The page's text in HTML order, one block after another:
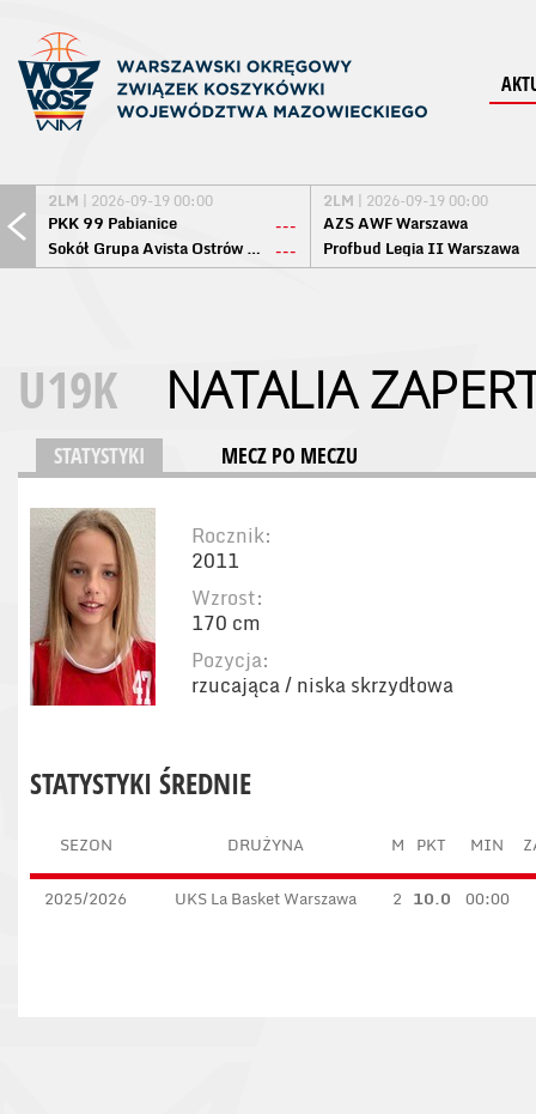
2LM | 2026-09-19 00:00
PKK 99 Pabianice
---
Sokół Grupa Avista Ostrów Maz. ---
2LM | 2026-09-19 00:00
AZS AWF Warszawa
Profbud Legia II Warszawa
U19K NATALIA
STATYSTYKI MECZ PO MECZU
Rocznik:
2011
Wzrost:
170 cm
Pozycja:
rzucająca / niska skrzydłowa
STATYSTYKI ŚREDNIE
SEZON DRUŻYNA M PKT MIN
2025/2026 UKS La Basket Warszawa 2 10.0 00:00